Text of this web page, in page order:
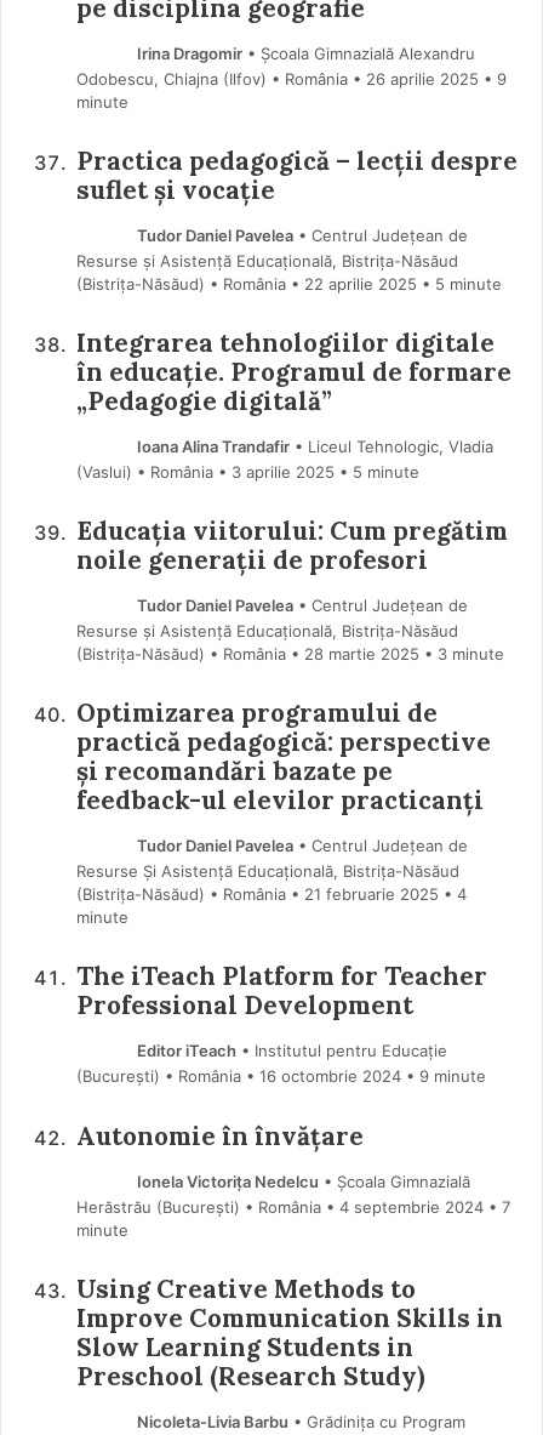
pe disciplina geografie
Irina Dragomir• Școala Gimnazială Alexandru
Odobescu, Chiajna (Ilfov) • România
26 aprilie 2025 • 9
minute
Practica pedagogică – lecții despre
suflet și vocație
Tudor Daniel Pavelea• Centrul Județean de
Resurse și Asistență Educațională, Bistrița-Năsăud
(Bistriţa-Năsăud) • România
22 aprilie 2025 • 5 minute
Integrarea tehnologiilor digitale
în educație. Programul de formare
„Pedagogie digitală”
Ioana Alina Trandafir• Liceul Tehnologic, Vladia
(Vaslui) • România
3 aprilie 2025 • 5 minute
Educația viitorului: Cum pregătim
noile generații de profesori
Tudor Daniel Pavelea• Centrul Județean de
Resurse și Asistență Educațională, Bistrița-Năsăud
(Bistriţa-Năsăud) • România
28 martie 2025 • 3 minute
Optimizarea programului de
practică pedagogică: perspective
și recomandări bazate pe
feedback-ul elevilor practicanți
Tudor Daniel Pavelea• Centrul Județean de
Resurse Și Asistență Educațională, Bistrița-Năsăud
(Bistriţa-Năsăud) • România
21 februarie 2025 • 4
minute
The iTeach Platform for Teacher
Professional Development
Editor iTeach • Institutul pentru Educație
(Bucureşti) • România
16 octombrie 2024 • 9 minute
Autonomiе în învățarе
Ionela Victorița Nedelcu • Școala Gimnazială
Herăstrău (Bucureşti) • România
4 septembrie 2024 • 7
minute
Using Creative Methods to
Improve Communication Skills in
Slow Learning Students in
Preschool (Research Study)
Nicoleta-Livia Barbu • Grădinița cu Program